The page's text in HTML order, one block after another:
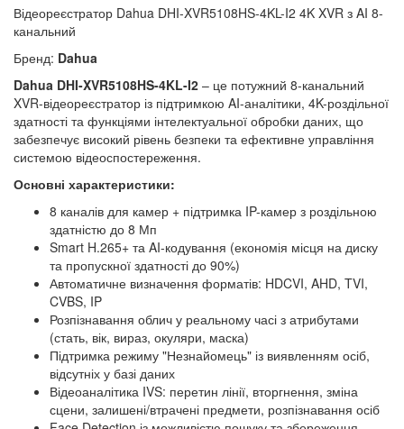
Відеореєстратор Dahua DHI-XVR5108HS-4KL-I2 4K XVR з AI 8-
канальний
Бренд: Dahua
Dahua DHI-XVR5108HS-4KL-I2 – це потужний 8-канальний
XVR-відеореєстратор із підтримкою AI-аналітики, 4K-роздільної
здатності та функціями інтелектуальної обробки даних, що
забезпечує високий рівень безпеки та ефективне управління
системою відеоспостереження.
Основні характеристики:
8 каналів для камер + підтримка IP-камер з роздільною
здатністю до 8 Мп
Smart H.265+ та AI-кодування (економія місця на диску
та пропускної здатності до 90%)
Автоматичне визначення форматів: HDCVI, AHD, TVI,
CVBS, IP
Розпізнавання облич у реальному часі з атрибутами
(стать, вік, вираз, окуляри, маска)
Підтримка режиму "Незнайомець" із виявленням осіб,
відсутніх у базі даних
Відеоаналітика IVS: перетин лінії, вторгнення, зміна
сцени, залишені/втрачені предмети, розпізнавання осіб